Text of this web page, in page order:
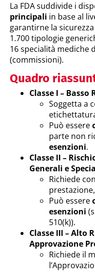
La FDA suddivide i
principali in base al
garantirne la
1.700 tipologie
16 specialità mediche
(commissioni).
Quadro
Classe I –
Soggetta a
Può essere
parte non
esenzioni.
Classe II –
Generali e
Richiede
Può essere
esenzioni
510(k)).
Classe III – Alto
Approvazione
Richiede il